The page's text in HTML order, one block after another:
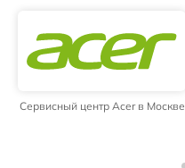
Сервисный центр Acer в Москве